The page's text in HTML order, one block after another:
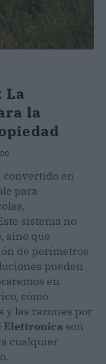
La
la
convertido en
para
sistema no
sino que
de perímetros
pueden
en
cómo
y las razones por
Elettronica son
cualquier